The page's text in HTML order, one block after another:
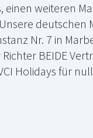
einen weiteren
deutschen
Nr. 7 in
BEIDE
Holidays für